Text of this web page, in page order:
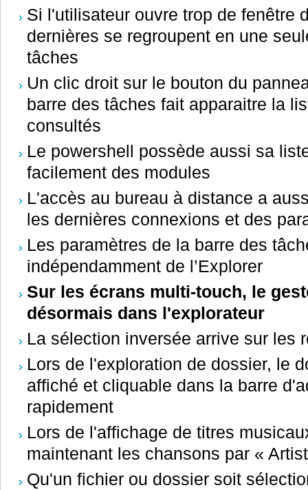
Si l'utilisateur ouvre trop de fenêtre
dernières se regroupent en une
tâches
Un clic droit sur le bouton du
barre des tâches fait apparaitre la
consultés
Le powershell possède aussi sa
facilement des modules
L'accès au bureau à distance a
les dernières connexions et des
Les paramètres de la barre des
indépendamment de l’Explorer
Sur les écrans multi-touch, le
désormais dans l'explorateur
La sélection inversée arrive sur les
Lors de l'exploration de dossier, le
affiché et cliquable dans la barre
rapidement
Lors de l'affichage de titres
maintenant les chansons par «
Qu'un fichier ou dossier soit